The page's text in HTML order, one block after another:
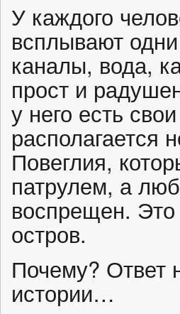
У каждого
всплывают
каналы, вода,
прост и
у него есть
располагается
Повеглия,
патрулем, а
воспрещен.
остров.
Почему? Ответ
истории…